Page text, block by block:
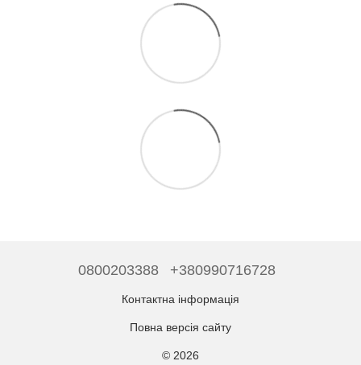
0800203388 +380990716728
Контактна інформація
Повна версія сайту
© 2026